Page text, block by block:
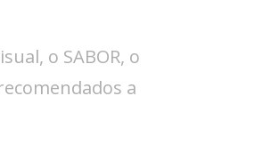
o SABOR, o
a